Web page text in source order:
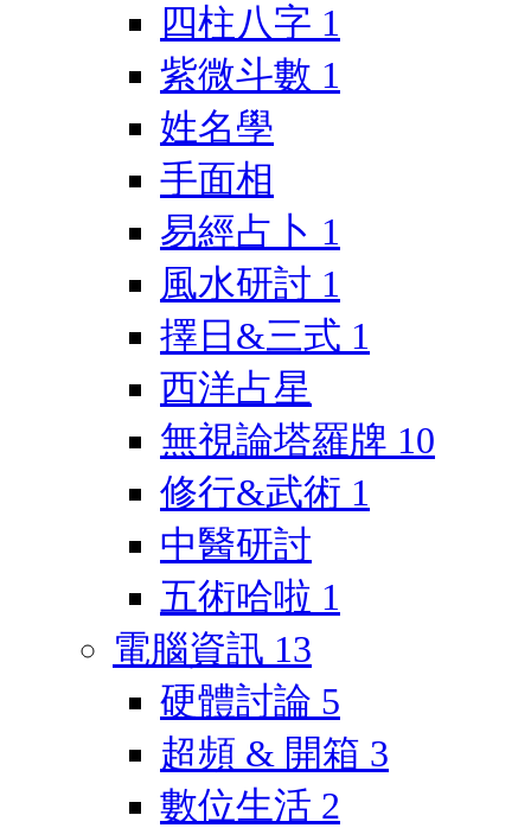
四柱八字 1
紫微斗數 1
姓名學
手面相
易經占卜 1
風水研討 1
擇日&三式 1
西洋占星
無視論塔羅牌 10
修行&武術 1
中醫研討
五術哈啦 1
電腦資訊 13
硬體討論 5
超頻 & 開箱 3
數位生活 2